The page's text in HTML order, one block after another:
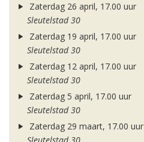
Zaterdag 26 april, 17.00 uur
Sleutelstad 30
Zaterdag 19 april, 17.00 uur
Sleutelstad 30
Zaterdag 12 april, 17.00 uur
Sleutelstad 30
Zaterdag 5 april, 17.00 uur
Sleutelstad 30
Zaterdag 29 maart, 17.00 uur